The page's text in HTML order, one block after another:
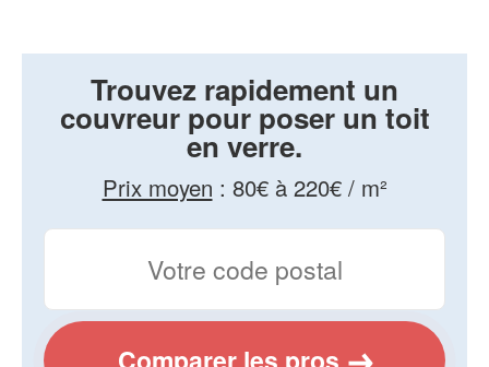
Trouvez rapidement un
couvreur pour poser un toit
en verre.
Prix moyen : 80€ à 220€ / m²